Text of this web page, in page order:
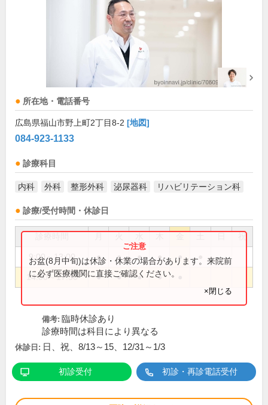
所在地・電話番号
広島県福山市野上町2丁目8-2 [地図]
084-923-1133
診療科目
内科 外科 整形外科 泌尿器科 リハビリテーション科
診療/受付時間・休診日
祝
9:00～13:00 ● ● ● ● ●
14:00～17:30 ● ● ● ●
お盆(8月中旬)は休診・休業の場合があります。来院前
に必ず医療機関に直接ご確認ください。
×閉じる
備考: 臨時休診あり
診療時間は科目により異なる
休診日: 日、祝、8/13～15、12/31～1/3
初診受付 初診・再診電話受付